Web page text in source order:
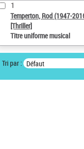
1
Temperton, Rod (1947-
[Thriller]
Titre uniforme musical
Tri par : Défaut